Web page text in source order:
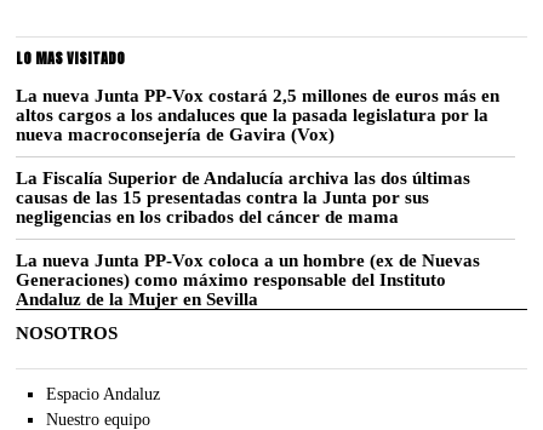
LO MAS VISITADO
La nueva Junta PP-Vox costará 2,5 millones de euros más en
altos cargos a los andaluces que la pasada legislatura por la
nueva macroconsejería de Gavira (Vox)
La Fiscalía Superior de Andalucía archiva las dos últimas
causas de las 15 presentadas contra la Junta por sus
negligencias en los cribados del cáncer de mama
La nueva Junta PP-Vox coloca a un hombre (ex de Nuevas
Generaciones) como máximo responsable del Instituto
Andaluz de la Mujer en Sevilla
NOSOTROS
Espacio Andaluz
Nuestro equipo